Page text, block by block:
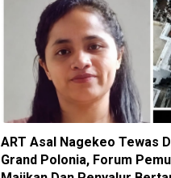
ART Asal Nagekeo Tewas
Grand Polonia, Forum